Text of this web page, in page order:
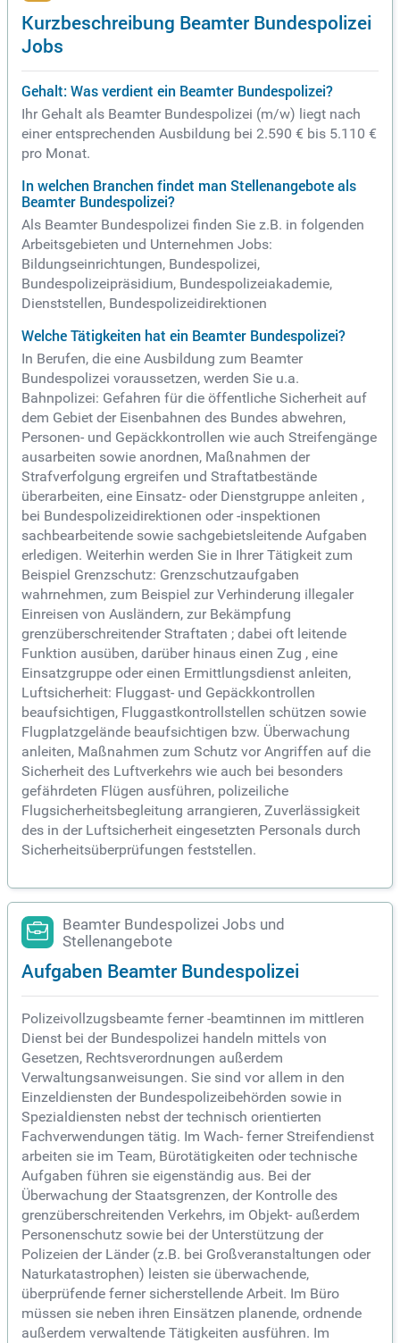
Kurzbeschreibung Beamter Bundespolizei
Jobs
Gehalt: Was verdient ein Beamter Bundespolizei?
Ihr Gehalt als Beamter Bundespolizei (m/w) liegt nach
einer entsprechenden Ausbildung bei 2.590 € bis 5.110 €
pro Monat.
In welchen Branchen findet man Stellenangebote als
Beamter Bundespolizei?
Als Beamter Bundespolizei finden Sie z.B. in folgenden
Arbeitsgebieten und Unternehmen Jobs:
Bildungseinrichtungen, Bundespolizei,
Bundespolizeipräsidium, Bundespolizeiakademie,
Dienststellen, Bundespolizeidirektionen
Welche Tätigkeiten hat ein Beamter Bundespolizei?
In Berufen, die eine Ausbildung zum Beamter
Bundespolizei voraussetzen, werden Sie u.a.
Bahnpolizei: Gefahren für die öffentliche Sicherheit auf
dem Gebiet der Eisenbahnen des Bundes abwehren,
Personen- und Gepäckkontrollen wie auch Streifengänge
ausarbeiten sowie anordnen, Maßnahmen der
Strafverfolgung ergreifen und Straftatbestände
überarbeiten, eine Einsatz- oder Dienstgruppe anleiten ,
bei Bundespolizeidirektionen oder -inspektionen
sachbearbeitende sowie sachgebietsleitende Aufgaben
erledigen. Weiterhin werden Sie in Ihrer Tätigkeit zum
Beispiel Grenzschutz: Grenzschutzaufgaben
wahrnehmen, zum Beispiel zur Verhinderung illegaler
Einreisen von Ausländern, zur Bekämpfung
grenzüberschreitender Straftaten ; dabei oft leitende
Funktion ausüben, darüber hinaus einen Zug , eine
Einsatzgruppe oder einen Ermittlungsdienst anleiten,
Luftsicherheit: Fluggast- und Gepäckkontrollen
beaufsichtigen, Fluggastkontrollstellen schützen sowie
Flugplatzgelände beaufsichtigen bzw. Überwachung
anleiten, Maßnahmen zum Schutz vor Angriffen auf die
Sicherheit des Luftverkehrs wie auch bei besonders
gefährdeten Flügen ausführen, polizeiliche
Flugsicherheitsbegleitung arrangieren, Zuverlässigkeit
des in der Luftsicherheit eingesetzten Personals durch
Sicherheitsüberprüfungen feststellen.
Beamter Bundespolizei Jobs und
Stellenangebote
Aufgaben Beamter Bundespolizei
Polizeivollzugsbeamte ferner -beamtinnen im mittleren
Dienst bei der Bundespolizei handeln mittels von
Gesetzen, Rechtsverordnungen außerdem
Verwaltungsanweisungen. Sie sind vor allem in den
Einzeldiensten der Bundespolizeibehörden sowie in
Spezialdiensten nebst der technisch orientierten
Fachverwendungen tätig. Im Wach- ferner Streifendienst
arbeiten sie im Team, Bürotätigkeiten oder technische
Aufgaben führen sie eigenständig aus. Bei der
Überwachung der Staatsgrenzen, der Kontrolle des
grenzüberschreitenden Verkehrs, im Objekt- außerdem
Personenschutz sowie bei der Unterstützung der
Polizeien der Länder (z.B. bei Großveranstaltungen oder
Naturkatastrophen) leisten sie überwachende,
überprüfende ferner sicherstellende Arbeit. Im Büro
müssen sie neben ihren Einsätzen planende, ordnende
außerdem verwaltende Tätigkeiten ausführen. Im